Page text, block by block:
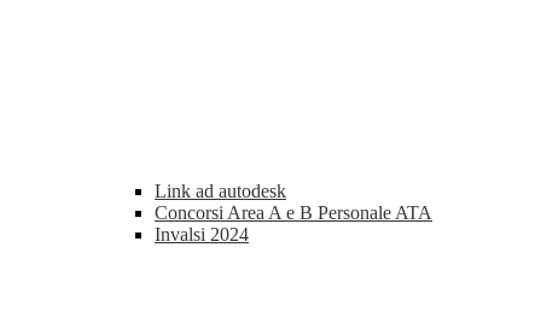
Link ad autodesk
Concorsi Area A e B Personale ATA
Invalsi 2024